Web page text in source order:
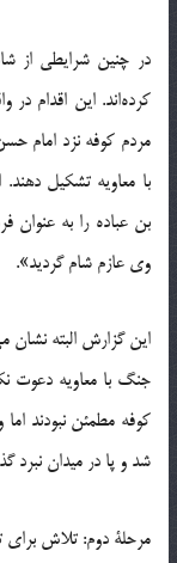
در چنین شرایطی از
کرده‌اند. این اقدام
مردم کوفه نزد امام
با معاویه تشکیل
بن عباده را به عنوان
وی عازم شام گردید».
این گزارش البته
جنگ با معاویه دعوت
کوفه مطمئن نبودند
شد و پا در میدان نبرد
مرحلۀ دوم: تلاش